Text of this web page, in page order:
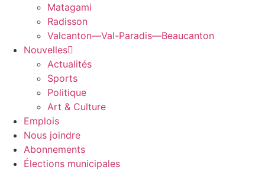
Matagami
Radisson
Valcanton—Val-Paradis—Beaucanton
Nouvelles
Actualités
Sports
Politique
Art & Culture
Emplois
Nous joindre
Abonnements
Élections municipales